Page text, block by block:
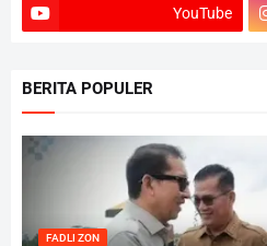
YouTube
BERITA POPULER
FADLI ZON